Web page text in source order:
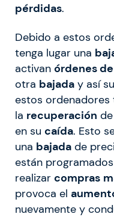
pérdidas.
Debido a estos
tenga lugar una
activan órdenes
otra bajada y así
estos ordenadores
la recuperación
en su caída. Esto
una bajada de
están
realizar compras
provoca el
nuevamente y